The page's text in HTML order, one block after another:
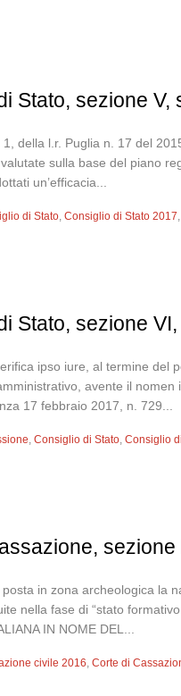
Stato, sezione
1, della l.r. Puglia n. 17 del
sulla base del piano
un’efficacia...
di Stato,Consiglio di Stato 2017,
Stato, sezione
ipso iure, al termine
avente il
17 febbraio 2017, n. 729...
,Consiglio di Stato,Consiglio
in zona archeologica la
nella fase di “stato
IN NOME DEL...
civile 2016,Corte di